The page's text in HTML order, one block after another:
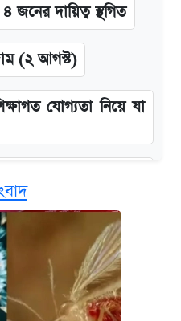
জনের দায়িত্ব স্থগিত
(২ আগস্ট)
যোগ্যতা নিয়ে যা
অভিযোগে দুইজন
সোনার দাম